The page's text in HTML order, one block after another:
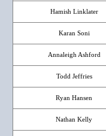
Hamish Linklater
Karan Soni
Annaleigh Ashford
Todd Jeffries
Ryan Hansen
Nathan Kelly